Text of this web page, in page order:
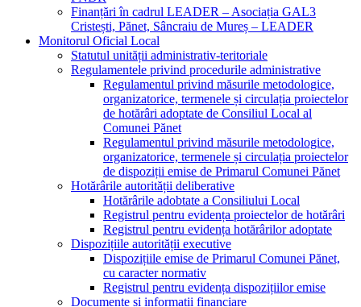
Finanțări în cadrul LEADER – Asociația GAL3
Cristești, Pănet, Sâncraiu de Mureș – LEADER
Monitorul Oficial Local
Statutul unității administrativ-teritoriale
Regulamentele privind procedurile administrative
Regulamentul privind măsurile metodologice,
organizatorice, termenele și circulația proiectelor
de hotărâri adoptate de Consiliul Local al
Comunei Pănet
Regulamentul privind măsurile metodologice,
organizatorice, termenele și circulația proiectelor
de dispoziții emise de Primarul Comunei Pănet
Hotărârile autorității deliberative
Hotărârile adobtate a Consiliului Local
Registrul pentru evidența proiectelor de hotărâri
Registrul pentru evidența hotărârilor adoptate
Dispozițiile autorității executive
Dispozițiile emise de Primarul Comunei Pănet,
cu caracter normativ
Registrul pentru evidența dispozițiilor emise
Documente și informații financiare